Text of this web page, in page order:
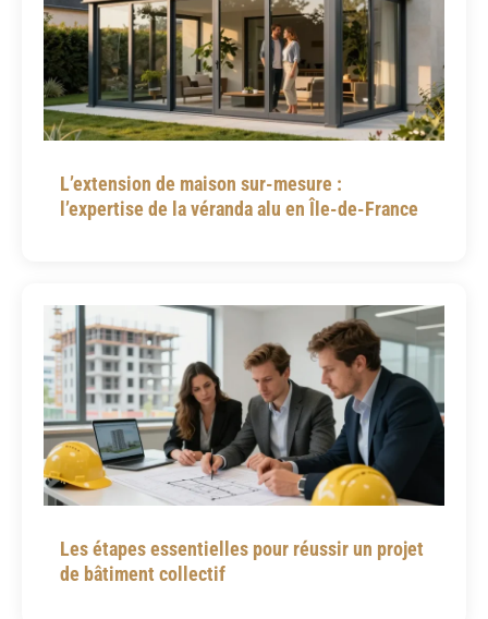
L’extension de maison sur-mesure :
l’expertise de la véranda alu en Île-de-France
Les étapes essentielles pour réussir un projet
de bâtiment collectif